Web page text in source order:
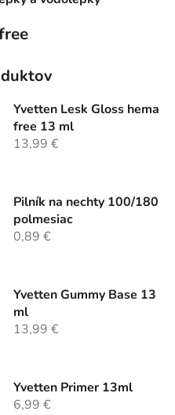
Yvetten Lesk Gloss hema
free 13 ml
13,99 €
Pilník na nechty 100/180
polmesiac
0,89 €
Yvetten Gummy Base 13
ml
13,99 €
Yvetten Primer 13ml
6,99 €